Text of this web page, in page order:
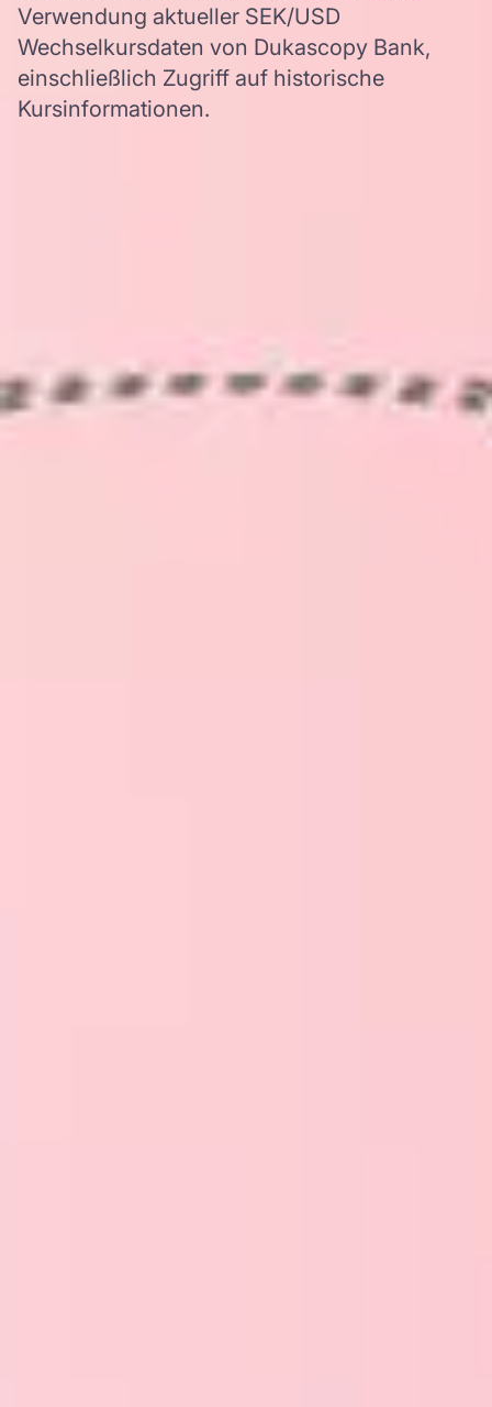
Verwendung aktueller SEK/USD
Wechselkursdaten von Dukascopy Bank,
einschließlich Zugriff auf historische
Kursinformationen.